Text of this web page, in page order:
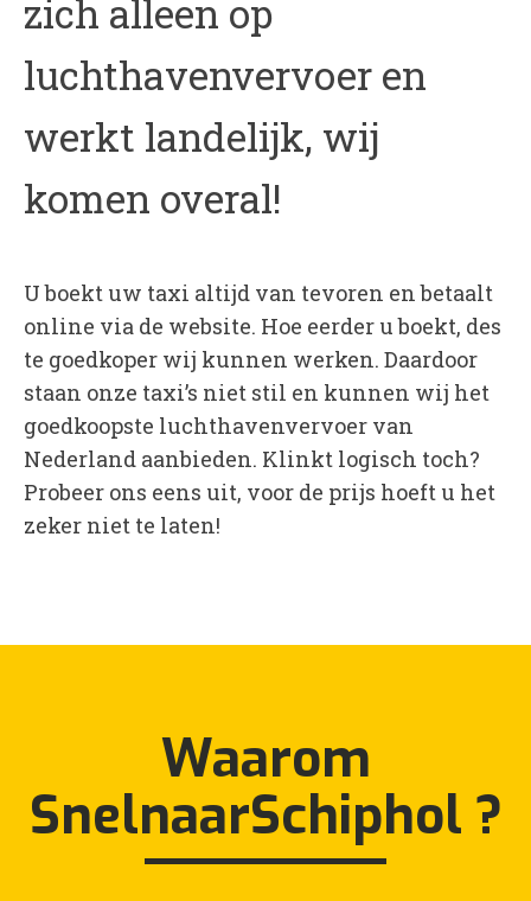
zich alleen op
luchthavenvervoer en
werkt landelijk, wij
komen overal!
U boekt uw taxi altijd van tevoren en betaalt
online via de website. Hoe eerder u boekt, des
te goedkoper wij kunnen werken. Daardoor
staan onze taxi’s niet stil en kunnen wij het
goedkoopste luchthavenvervoer van
Nederland aanbieden. Klinkt logisch toch?
Probeer ons eens uit, voor de prijs hoeft u het
zeker niet te laten!
Waarom
SnelnaarSchiphol ?